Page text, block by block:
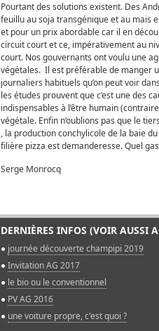
Pourtant des solutions existent. Des
feuillu au soja transgénique et au mais
et pour un prix abordable car il en
circuit court et ce, impérativement au
court. Nos gouvernants ont voulu une
végétales. Il est préférable de manger
journaliers habituels qu’on peut voir
les études prouvent que c’est une des
indispensables à l’être humain
végétale. Enfin n’oublions pas que le
, la production conchylicole de la baie
filière pizza est demanderesse. Quel
Serge Monrocq
DERNIÈRES INFOS (VOIR AUSSI
journée découverte champipi 2019
Invitation AG 2017
le bio ou le conventionnel
PV AG 2016
une voiture propre, c'est quoi ?